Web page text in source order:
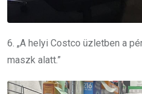
6. „A helyi Costco üzletben a
maszk alatt.”